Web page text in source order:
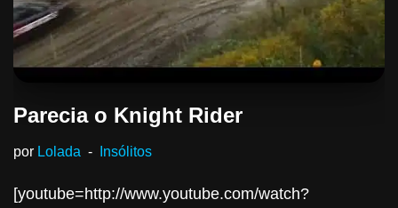
Parecia o Knight Rider
por Lolada Insólitos
[youtube=http://www.youtube.com/watch?